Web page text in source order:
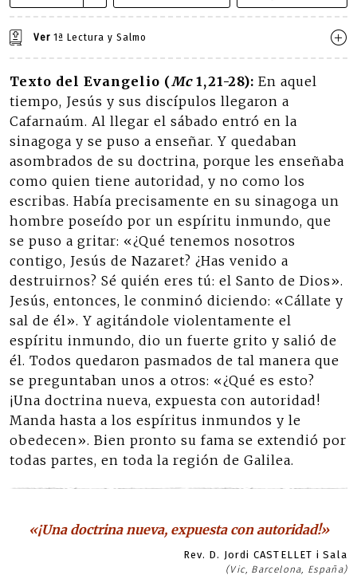
Ver 1ª Lectura y Salmo
Texto del Evangelio (Mc1,21-28): En aquel
tiempo, Jesús y sus discípulos llegaron a
Cafarnaúm. Al llegar el sábado entró en la
sinagoga y se puso a enseñar. Y quedaban
asombrados de su doctrina, porque les enseñaba
como quien tiene autoridad, y no como los
escribas. Había precisamente en su sinagoga un
hombre poseído por un espíritu inmundo, que
se puso a gritar: «¿Qué tenemos nosotros
contigo, Jesús de Nazaret? ¿Has venido a
destruirnos? Sé quién eres tú: el Santo de Dios».
Jesús, entonces, le conminó diciendo: «Cállate y
sal de él». Y agitándole violentamente el
espíritu inmundo, dio un fuerte grito y salió de
él. Todos quedaron pasmados de tal manera que
se preguntaban unos a otros: «¿Qué es esto?
¡Una doctrina nueva, expuesta con autoridad!
Manda hasta a los espíritus inmundos y le
obedecen». Bien pronto su fama se extendió por
todas partes, en toda la región de Galilea.
«¡Una doctrina nueva, expuesta con autoridad!»
Rev. D. Jordi CASTELLET i Sala
(Vic, Barcelona, España)